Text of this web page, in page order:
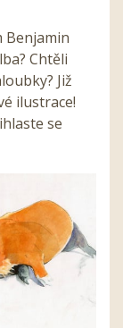
Benjamin
Chtěli
Již
ilustrace!
se